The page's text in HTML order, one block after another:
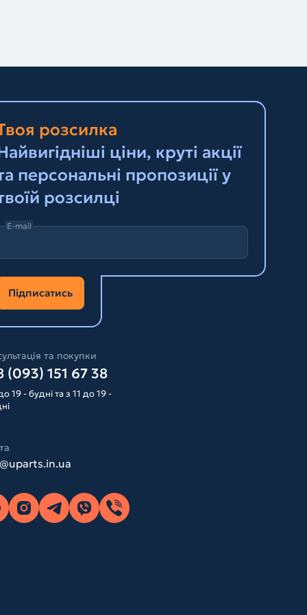
розсилка
ціни, круті акції
персональні пропозиції у
розсилці
E-mail
Підписатись
та покупки
(093) 151 67 38
19 - будні та з 11 до 19 -